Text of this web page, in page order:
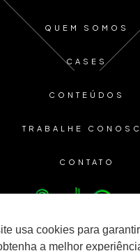
QUEM SOMOS
CASES
CONTEÚDOS
TRABALHE
CONTATO
usa cookies para
a melhor